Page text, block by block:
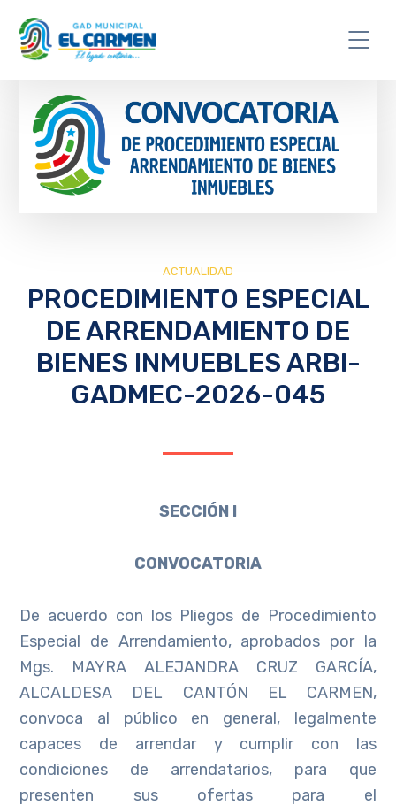
ACTUALIDAD
PROCEDIMIENTO ESPECIAL
DE ARRENDAMIENTO DE
BIENES INMUEBLES ARBI-
GADMEC-2026-045
SECCIÓN I
CONVOCATORIA
De acuerdo con los Pliegos de Procedimiento
Especial de Arrendamiento, aprobados por la
Mgs. MAYRA ALEJANDRA CRUZ GARCÍA,
ALCALDESA DEL CANTÓN EL CARMEN,
convoca al público en general, legalmente
capaces de arrendar y cumplir con las
condiciones de arrendatarios, para que
presenten sus ofertas para el